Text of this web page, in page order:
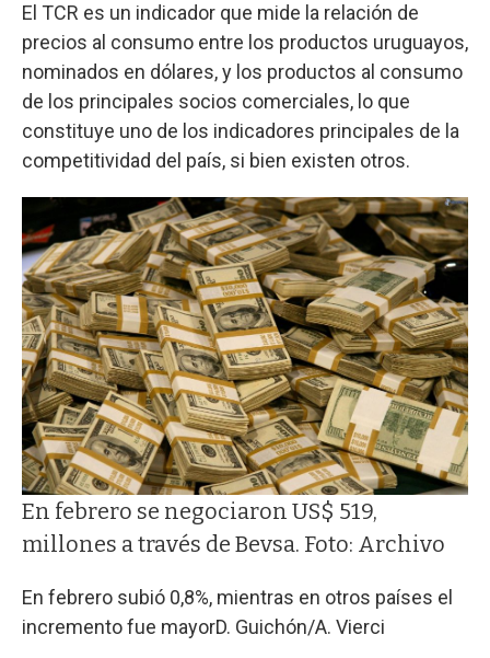
El TCR es un indicador que mide la relación de
precios al consumo entre los productos uruguayos,
nominados en dólares, y los productos al consumo
de los principales socios comerciales, lo que
constituye uno de los indicadores principales de la
competitividad del país, si bien existen otros.
En febrero se negociaron US$ 519,
millones a través de Bevsa. Foto: Archivo
En febrero subió 0,8%, mientras en otros países el
incremento fue mayorD. Guichón/A. Vierci